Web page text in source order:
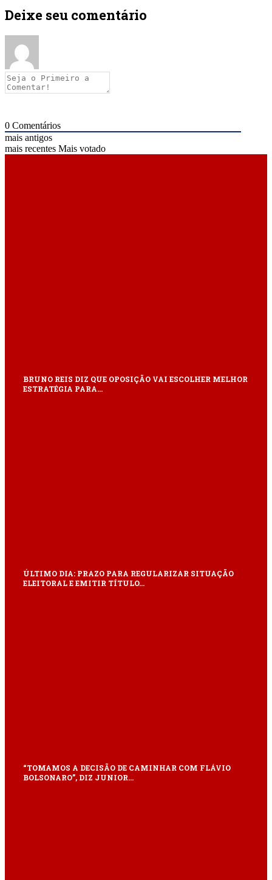
Deixe seu comentário
0 Comentários
mais antigos
mais recentes Mais votado
BRUNO REIS DIZ QUE OPOSIÇÃO VAI ESCOLHER MELHOR
ESTRATÉGIA PARA…
ÚLTIMO DIA: PRAZO PARA REGULARIZAR SITUAÇÃO
ELEITORAL E EMITIR TÍTULO…
“TOMAMOS A DECISÃO DE CAMINHAR COM FLÁVIO
BOLSONARO”, DIZ JUNIOR…